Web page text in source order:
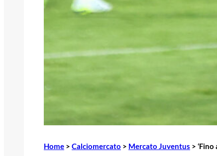
Home > Calciomercato > Mercato Juventus >